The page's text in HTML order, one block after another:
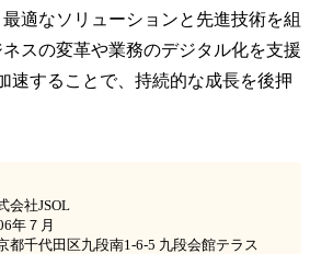
適なソリューションと先進技術を組
スの変革や業務のデジタル化を支援
速することで、持続的な成長を後押
会社JSOL
年７月
都千代田区九段南1-6-5 九段会館テラス